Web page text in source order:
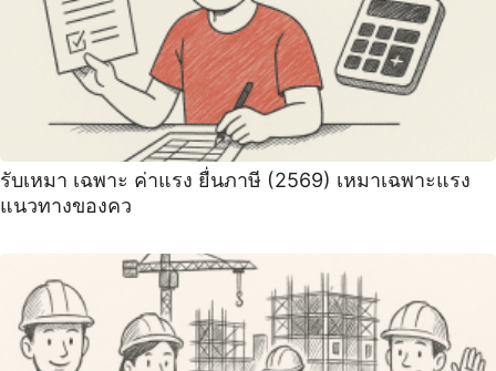
รับเหมา เฉพาะ ค่าแรง ยื่นภาษี (2569) เหมาเฉพาะแรง
แนวทางของคว